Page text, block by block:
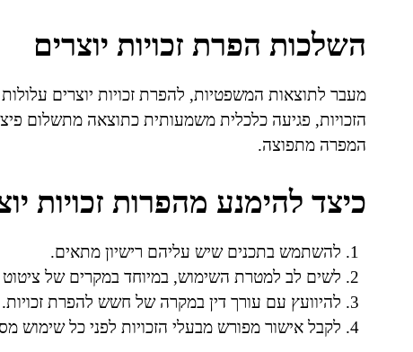
השלכות הפרת זכויות יוצרים
מעבר לתוצאות המשפטיות, להפרת זכויות יוצרים
הזכויות, פגיעה כלכלית משמעותית כתוצאה מתשלום
המפרה מתפוצה.
כיצד להימנע מהפרות זכויות
להשתמש בתכנים שיש עליהם רישיון מתאים.
לשים לב למטרת השימוש, במיוחד במקרים של ציטוט
להיוועץ עם עורך דין במקרה של חשש להפרת זכויות.
לקבל אישור מפורש מבעלי הזכויות לפני כל שימוש